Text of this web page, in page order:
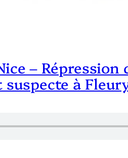
– Répression
suspecte à